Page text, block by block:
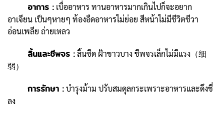
อาการ : เบื่ออาหาร ทานอาหารมากเกินไปก็จะอยาก
อาเจียน เป็นๆหายๆ ท้องอืดอาหารไม่ย่อย สีหน้าไม่มีชีวิตชีวา
อ่อนเพลีย ถ่ายเหลว
ลิ้นและชีพจร :ลิ้นซีด ฝ้าขาวบาง ชีพจรเล็กไม่มีแรง（细
弱）
การรักษา :บำรุงม้าม ปรับสมดุลกระเพราะอาหารและดึงชี่
ลง